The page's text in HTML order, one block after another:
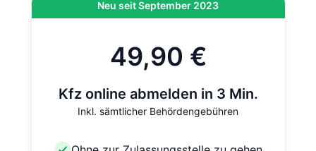
Neu seit September 2023
49,90 €
Kfz online abmelden in 3 Min.
Inkl. sämtlicher Behördengebühren